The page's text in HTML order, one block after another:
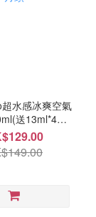
水感冰爽空氣
送13ml*4支)
月頭